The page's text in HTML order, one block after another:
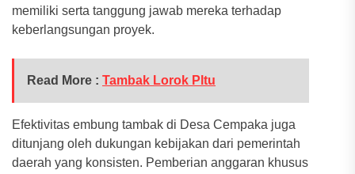
memiliki serta tanggung jawab mereka terhadap
keberlangsungan proyek.
Read More : Tambak Lorok Pltu
Efektivitas embung tambak di Desa Cempaka juga
ditunjang oleh dukungan kebijakan dari pemerintah
daerah yang konsisten. Pemberian anggaran khusus